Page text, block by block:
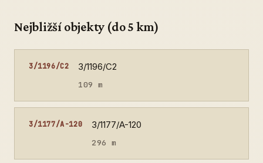
Nejbližší objekty (do 5 km)
3/1196/C2 3/1196/C2
109 m
3/1177/A-120 3/1177/A-120
296 m